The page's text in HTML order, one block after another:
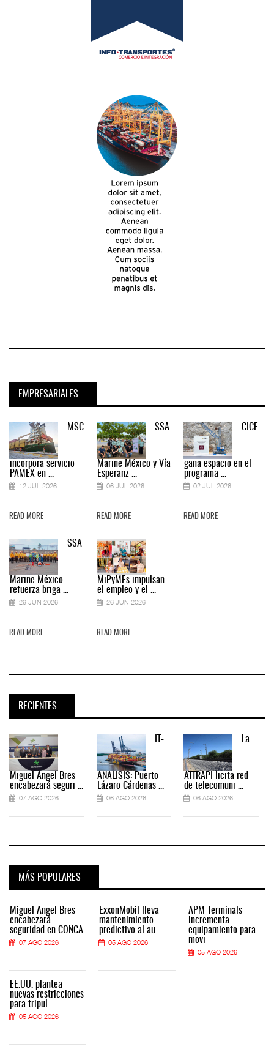
EMPRESARIALES
MSC
incorpora servicio
PAMEX en ...
12 JUL 2026
READ MORE
SSA
Marine México
refuerza briga ...
29 JUN 2026
READ MORE
SSA
Marine México y Vía
Esperanz ...
06 JUL 2026
READ MORE
MiPyMEs impulsan
el empleo y el ...
26 JUN 2026
READ MORE
CICE
gana espacio en el
programa ...
02 JUL 2026
READ MORE
RECIENTES
Miguel Ángel Bres
encabezará seguri ...
07 AGO 2026
IT-
ANÁLISIS: Puerto
Lázaro Cárdenas ...
06 AGO 2026
La
ATTRAPI licita red
de telecomuni ...
06 AGO 2026
MÁS POPULARES
Miguel Ángel Bres
encabezará
seguridad en CONCA
07 AGO 2026
EE.UU. plantea
nuevas restricciones
para tripul
05 AGO 2026
ExxonMobil lleva
mantenimiento
predictivo al au
05 AGO 2026
APM Terminals
incrementa
equipamiento para
movi
05 AGO 2026